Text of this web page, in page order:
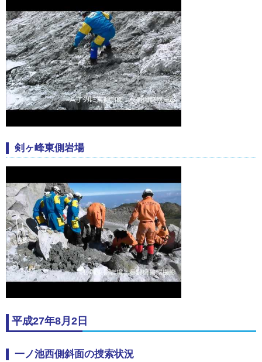
剣ヶ峰東側岩場
平成27年8月2日
一ノ池西側斜面の捜索状況